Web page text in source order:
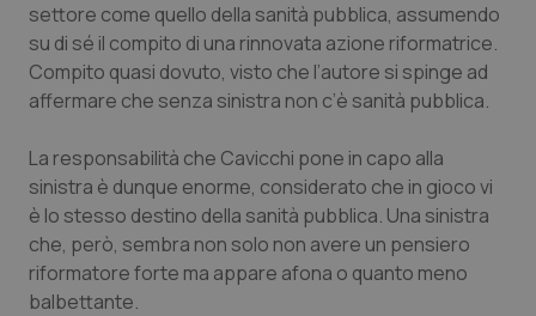
Sicilia
Toscana
Umbria
Valle D’Aosta
Veneto
Neuroscienze & patologie neurodegenerative
Obesità
Oftalmologia
Oncodermatologia
Oncoematologia
settore come quello della sanità pubblica, assumendo
su di sé il compito di una rinnovata azione riformatrice.
Compito quasi dovuto, visto che l’autore si spinge ad
affermare che senza sinistra non c’è sanità pubblica.
La responsabilità che Cavicchi pone in capo alla
sinistra è dunque enorme, considerato che in gioco vi
è lo stesso destino della sanità pubblica. Una sinistra
che, però, sembra non solo non avere un pensiero
riformatore forte ma appare afona o quanto meno
balbettante.